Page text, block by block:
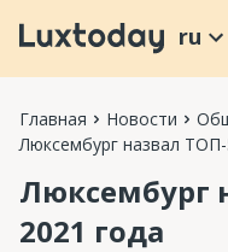
ru
Главная Новости
Люксембург назвал
Люксембург
2021 года